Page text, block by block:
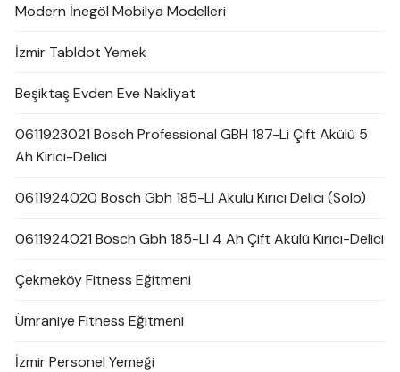
Modern İnegöl Mobilya Modelleri
İzmir Tabldot Yemek
Beşiktaş Evden Eve Nakliyat
0611923021 Bosch Professional GBH 187-Li Çift Akülü 5
Ah Kırıcı-Delici
0611924020 Bosch Gbh 185-LI Akülü Kırıcı Delici (Solo)
0611924021 Bosch Gbh 185-LI 4 Ah Çift Akülü Kırıcı-Delici
Çekmeköy Fitness Eğitmeni
Ümraniye Fitness Eğitmeni
İzmir Personel Yemeği